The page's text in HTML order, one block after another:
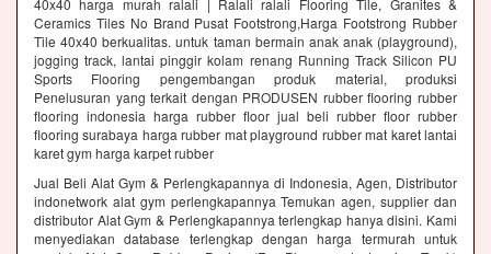
40x40 harga murah ralali | Ralali ralali Flooring Tile, Granites &
Ceramics Tiles No Brand Pusat Footstrong,Harga Footstrong Rubber
Tile 40x40 berkualitas. untuk taman bermain anak anak (playground),
jogging track, lantai pinggir kolam renang Running Track Silicon PU
Sports Flooring pengembangan produk material, produksi
Penelusuran yang terkait dengan PRODUSEN rubber flooring rubber
flooring indonesia harga rubber floor jual beli rubber floor rubber
flooring surabaya harga rubber mat playground rubber mat karet lantai
karet gym harga karpet rubber
Jual Beli Alat Gym & Perlengkapannya di Indonesia, Agen, Distributor
indonetwork alat gym perlengkapannya Temukan agen, supplier dan
distributor Alat Gym & Perlengkapannya terlengkap hanya disini. Kami
menyediakan database terlengkap dengan harga termurah untuk